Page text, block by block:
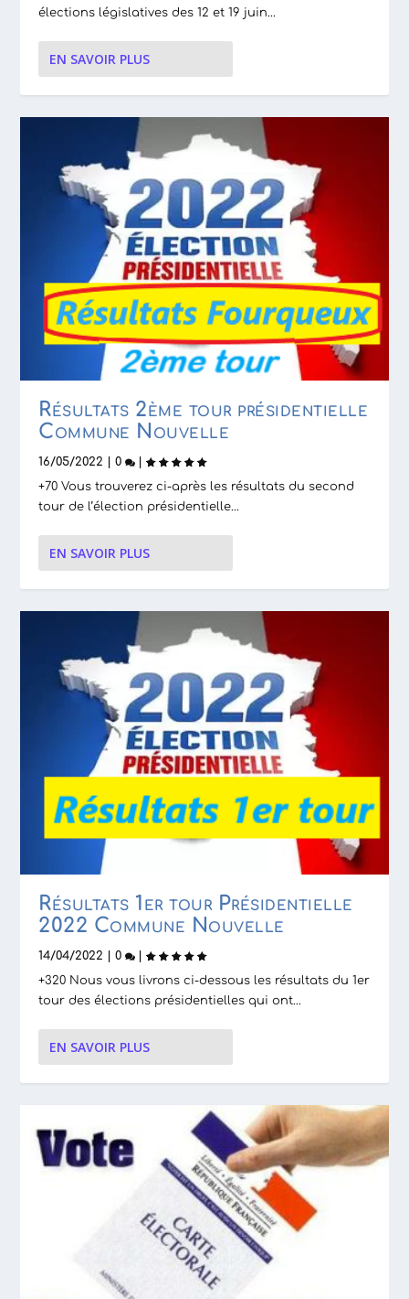
élections législatives des 12 et 19 juin...
EN SAVOIR PLUS
Résultats 2ème tour présidentielle
Commune Nouvelle
16/05/2022 |0
|
+70 Vous trouverez ci-après les résultats du second
tour de l’élection présidentielle...
EN SAVOIR PLUS
Résultats 1er tour Présidentielle
2022 Commune Nouvelle
14/04/2022 |0
|
+320 Nous vous livrons ci-dessous les résultats du 1er
tour des élections présidentielles qui ont...
EN SAVOIR PLUS